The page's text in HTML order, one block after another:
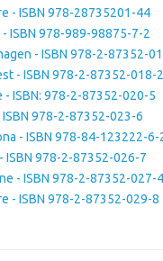
- ISBN 978-28735201-44
ISBN 978-989-98875-7-2
- ISBN 978-2-87352-
- ISBN 978-2-87352-018-2
- ISBN: 978-2-87352-020-5
978-2-87352-023-6
- ISBN 978-84-123222-6-
ISBN 978-2-87352-026-7
- ISBN 978-2-87352-027-4
- ISBN 978-2-87352-029-8